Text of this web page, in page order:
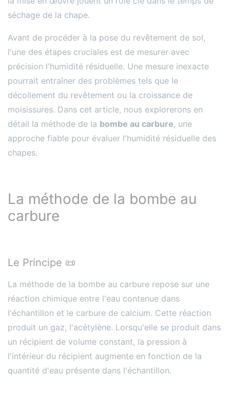
séchage de la chape.
Avant de procéder à la pose du revêtement de sol,
l'une des étapes cruciales est de mesurer avec
précision l'humidité résiduelle. Une mesure inexacte
pourrait entraîner des problèmes tels que le
décollement du revêtement ou la croissance de
moisissures. Dans cet article, nous explorerons en
détail la méthode de la bombe au carbure, une
approche fiable pour évaluer l'humidité résiduelle des
chapes.
La méthode de la bombe au
carbure
Le Principe 📜
La méthode de la bombe au carbure repose sur une
réaction chimique entre l'eau contenue dans
l'échantillon et le carbure de calcium. Cette réaction
produit un gaz, l'acétylène. Lorsqu'elle se produit dans
un récipient de volume constant, la pression à
l'intérieur du récipient augmente en fonction de la
quantité d'eau présente dans l'échantillon.